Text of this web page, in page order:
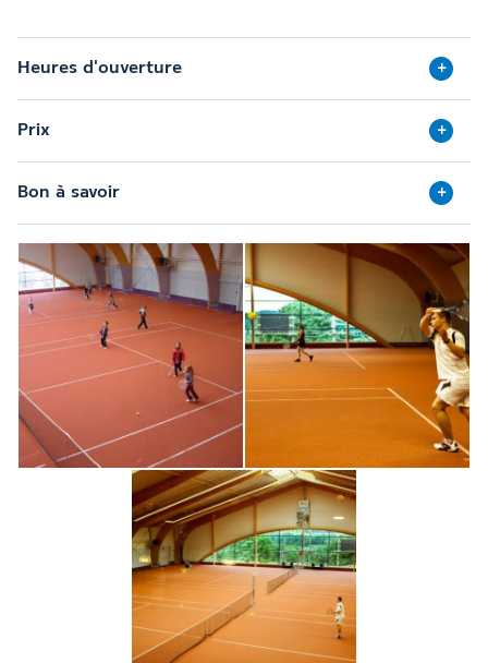
Heures d'ouverture
Prix
Bon à savoir